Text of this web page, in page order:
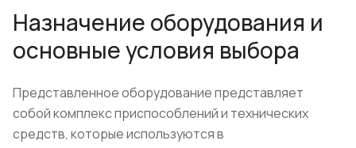
Назначение оборудования и
основные условия выбора
Представленное оборудование представляет
собой комплекс приспособлений и технических
средств, которые используются в